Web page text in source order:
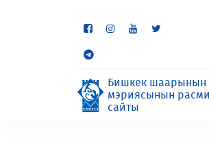
Бишкек шаарынын
мэриясынын
сайты